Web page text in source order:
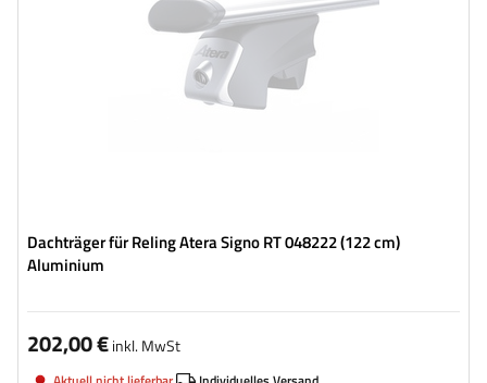
Dachträger für Reling Atera Signo RT 048222 (122 cm)
Aluminium
202,00 €inkl. MwSt